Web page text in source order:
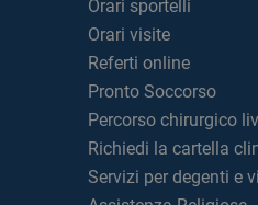
Orari sportelli
Orari visite
Referti online
Pronto Soccorso
Percorso chirurgico
Richiedi la cartella
Servizi per degenti e